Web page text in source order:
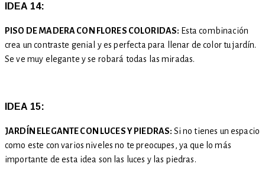
IDEA 14:
PISO DE MADERA CON FLORES COLORIDAS: Esta combinación
crea un contraste genial y es perfecta para llenar de color tu jardín.
Se ve muy elegante y se robará todas las miradas.
IDEA 15:
JARDÍN ELEGANTE CON LUCES Y PIEDRAS: Si no tienes un espacio
como este con varios niveles no te preocupes, ya que lo más
importante de esta idea son las luces y las piedras.